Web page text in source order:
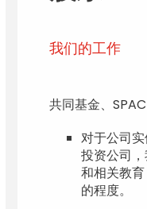
我们的工作
共同基金、
对于公司
投资公司
和相关教
的程度。